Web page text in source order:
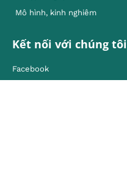
Mô hình, kinh nghiêm
Kết nối với chúng tôi
Facebook